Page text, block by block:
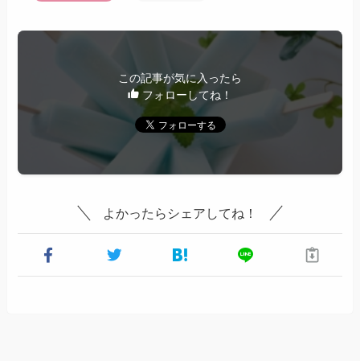
この記事が気に入ったら
フォローしてね！
よかったらシェアしてね！